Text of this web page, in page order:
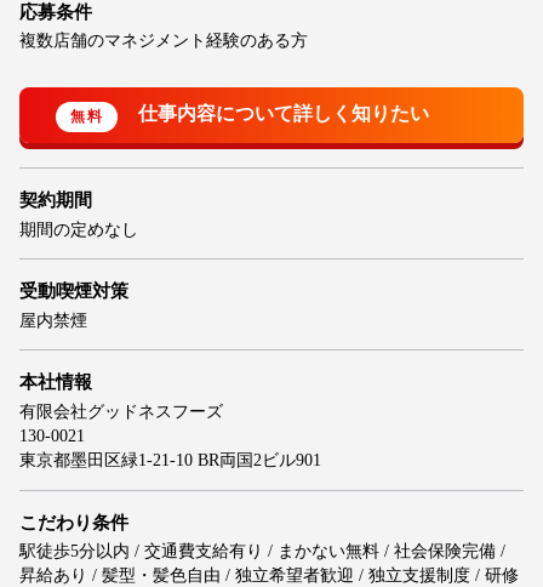
応募条件
複数店舗のマネジメント経験のある方
契約期間
期間の定めなし
受動喫煙対策
屋内禁煙
本社情報
有限会社グッドネスフーズ
130-0021
東京都墨田区緑1-21-10 BR両国2ビル901
こだわり条件
駅徒歩5分以内 / 交通費支給有り / まかない無料 / 社会保険完備 /
昇給あり / 髪型・髪色自由 / 独立希望者歓迎 / 独立支援制度 / 研修